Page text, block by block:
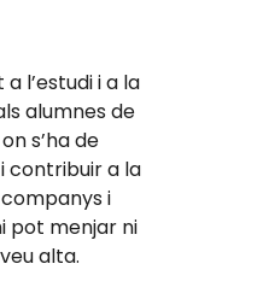
l’estudi i a la
alumnes de
s’ha de
contribuir a la
i
pot menjar ni
alta.